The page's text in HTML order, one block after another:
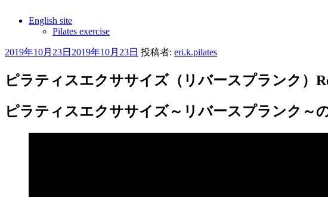
English site
Pilates exercise
投
日:
2019年10月23日 2019年10月23日 投稿者: eri.k.pilates
ピラティスエクササイズ（リバースプランク）
ピラティスエクササイズ～リバースプランク～